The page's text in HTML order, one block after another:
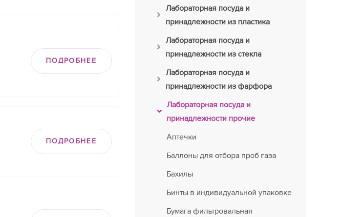
ПОДРОБНЕЕ
ПОДРОБНЕЕ
Лабораторная посуда и
принадлежности из пластика
Лабораторная посуда и
принадлежности из стекла
Лабораторная посуда и
принадлежности из фарфора
Лабораторная посуда и
принадлежности прочие
Аптечки
Баллоны для отбора проб газа
Бахилы
Бинты в индивидуальной упаковке
Бумага фильтровальная